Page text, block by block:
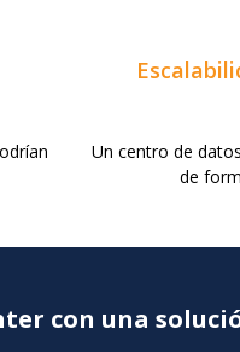
Un centro de
de
con una